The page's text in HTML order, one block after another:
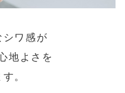
シワ感が
地よさを
。